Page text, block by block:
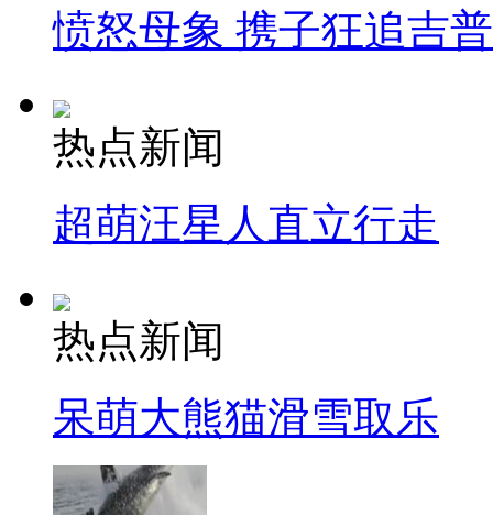
愤怒母象 携子狂追吉
热点新闻
超萌汪星人直立行走
热点新闻
呆萌大熊猫滑雪取乐